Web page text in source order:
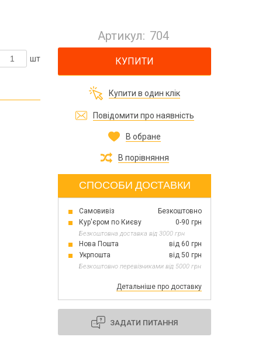
Косметичні ароматизатори
Ароматизатори харчові
Все для виготовлення парфумів
Все для аромасаше та аромадифузорів
Тара косметична опт
Масло для мила оптом
Основи для скрабу
Трави для мила
Глина косметична
Новий рік, Різдво
1 жовтня День захисників та захисниць
України
шт
Артикул: 704
КУПИТИ
Купити в один клік
Повідомити про наявність
В обране
В порівняння
СПОСОБИ ДОСТАВКИ
Самовивіз
Безкоштовно
Кур'єром по Києву
0-90 грн
Безкоштовна доставка від 3000 грн
Нова Пошта
від 60 грн
Укрпошта
від 50 грн
Безкоштовно перевізниками від 5000 грн
Детальніше про доставку
ЗАДАТИ ПИТАННЯ